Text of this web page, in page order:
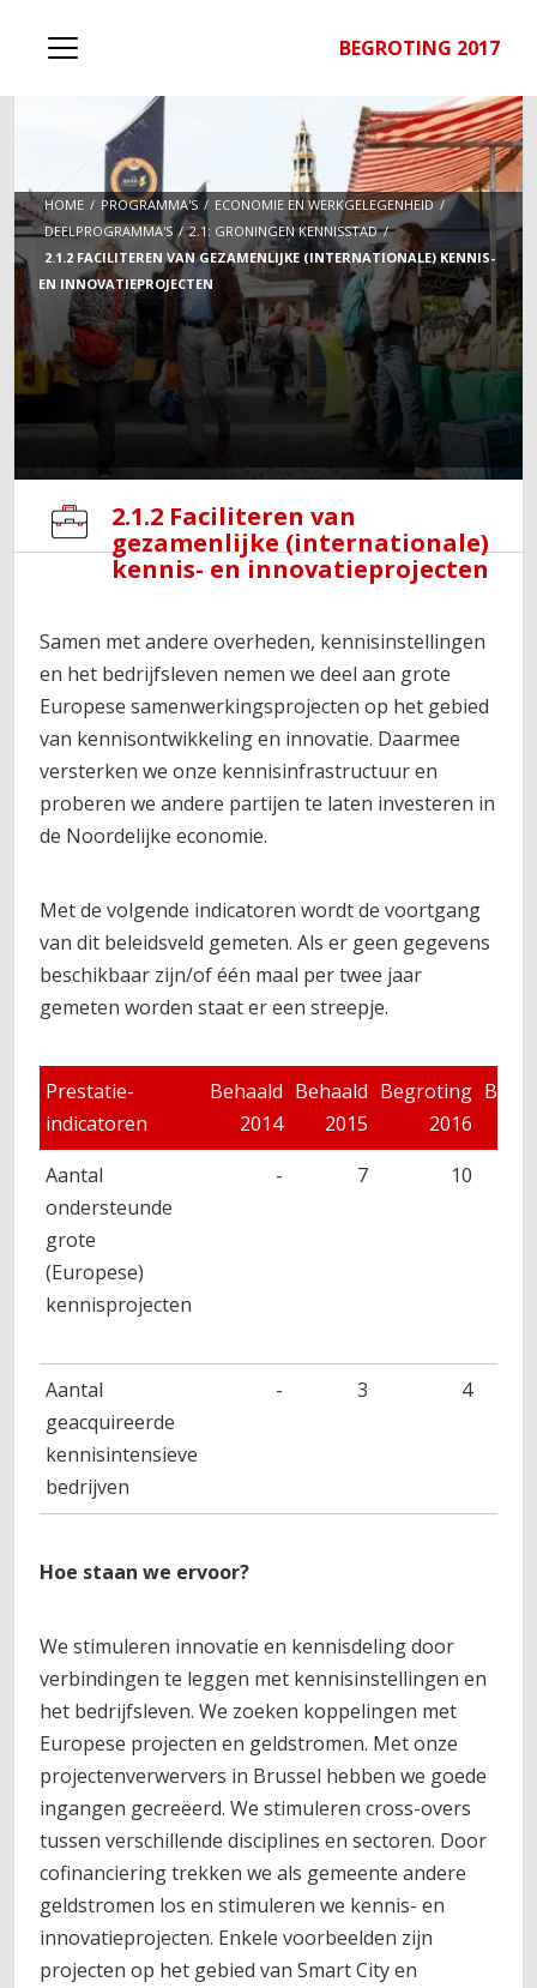
BEGROTING 2017
HOME PROGRAMMA'S
ECONOMIE EN WERKGELEGENHEID
DEELPROGRAMMA'S
2.1: GRONINGEN KENNISSTAD
2.1.2 FACILITEREN VAN GEZAMENLIJKE (INTERNATIONALE) KENNIS-
EN INNOVATIEPROJECTEN
2.1.2 Faciliteren van
gezamenlijke (internationale)
kennis- en innovatieprojecten
Samen met andere overheden, kennisinstellingen
en het bedrijfsleven nemen we deel aan grote
Europese samenwerkingsprojecten op het gebied
van kennisontwikkeling en innovatie. Daarmee
versterken we onze kennisinfrastructuur en
proberen we andere partijen te laten investeren in
de Noordelijke economie.
Met de volgende indicatoren wordt de voortgang
van dit beleidsveld gemeten. Als er geen gegevens
beschikbaar zijn/of één maal per twee jaar
gemeten worden staat er een streepje.
Prestatie-
indicatoren
Behaald
2014
Behaald
2015
Begroting
2016
Aantal
ondersteunde
grote
(Europese)
kennisprojecten
- 7 10
Aantal
geacquireerde
kennisintensieve
bedrijven
- 3 4
Hoe staan we ervoor?
We stimuleren innovatie en kennisdeling door
verbindingen te leggen met kennisinstellingen en
het bedrijfsleven. We zoeken koppelingen met
Europese projecten en geldstromen. Met onze
projectenverwervers in Brussel hebben we goede
ingangen gecreëerd. We stimuleren cross-overs
tussen verschillende disciplines en sectoren. Door
cofinanciering trekken we als gemeente andere
geldstromen los en stimuleren we kennis- en
innovatieprojecten. Enkele voorbeelden zijn
projecten op het gebied van Smart City en